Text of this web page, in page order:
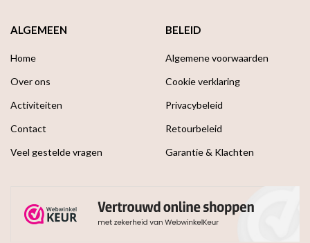
ALGEMEEN
Home
Over ons
Activiteiten
Contact
Veel gestelde vragen
BELEID
Algemene voorwaarden
Cookie verklaring
Privacybeleid
Retourbeleid
Garantie & Klachten